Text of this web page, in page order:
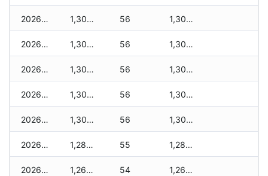
2026-02-04 1,305 zł 56 1,305 zł
2026-02-03 1,305 zł 56 1,305 zł
2026-02-02 1,305 zł 56 1,305 zł
2026-02-01 1,305 zł 56 1,305 zł
2026-01-31 1,305 zł 56 1,305 zł
2026-01-30 1,285 zł 55 1,285 zł
2026-01-29 1,260 zł 54 1,260 zł